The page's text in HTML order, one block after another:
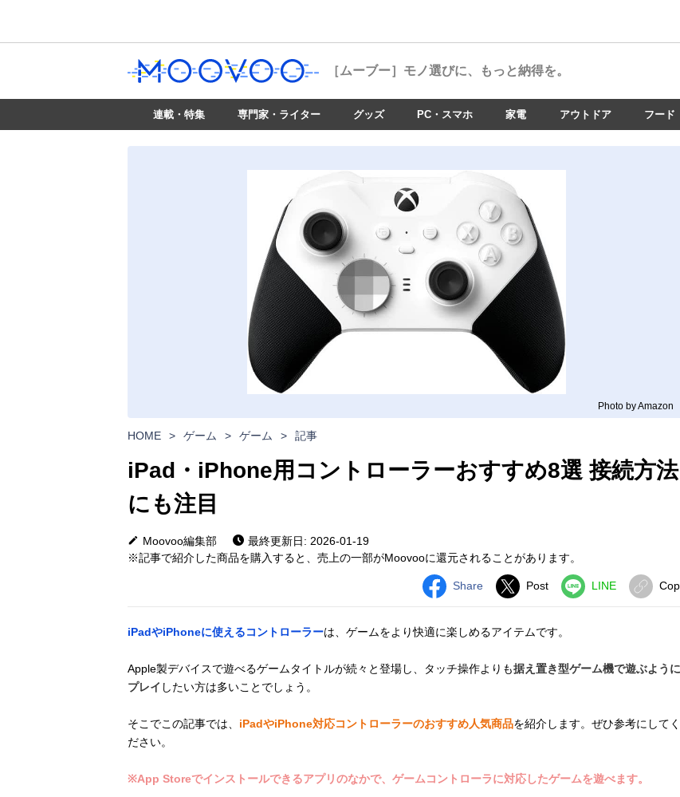
［ムーブー］ モノ選びに、もっと納得を。
連載・特集 専門家・ライター グッズ PC・スマホ 家電 アウトドア フード
Photo by Amazon
HOME > ゲーム > ゲーム > 記事
iPad・iPhone用コントローラーおすすめ8選 接続方法
にも注目
Moovoo編集部
最終更新日: 2026-01-19
※記事で紹介した商品を購入すると、売上の一部がMoovooに還元されることがあります。
Share Post LINE
iPadやiPhoneに使えるコントローラーは、ゲームをより快適に楽しめるアイテムです。
Apple製デバイスで遊べるゲームタイトルが続々と登場し、タッチ操作よりも据え置き型ゲーム機で遊ぶように
プレイ したい方は多いことでしょう。
そこでこの記事では、 iPadやiPhone対応コントローラーのおすすめ人気商品を紹介します。ぜひ参考にしてく
ださい。
※App Storeでインストールできるアプリのなかで、ゲームコントローラに対応したゲームを遊べます。